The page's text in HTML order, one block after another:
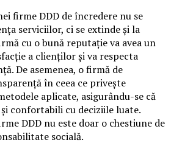
firme DDD de încredere nu se
serviciilor, ci se extinde și la
cu o bună reputație va avea un
a clienților și va respecta
De asemenea, o firmă de
în ceea ce privește
aplicate, asigurându-se că
confortabili cu deciziile luate.
DDD nu este doar o chestiune de
socială.